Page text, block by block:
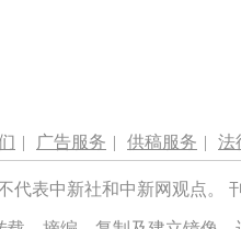
| 广告服务 | 供稿服务 | 法
代表中新社和中新网观点。